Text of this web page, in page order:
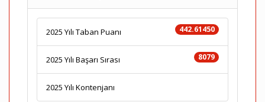
442.61450
2025 Yılı Taban Puanı
8079
2025 Yılı Başarı Sırası
2025 Yılı Kontenjanı